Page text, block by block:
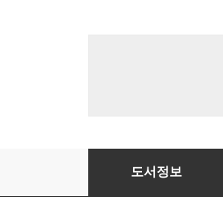
도서정보